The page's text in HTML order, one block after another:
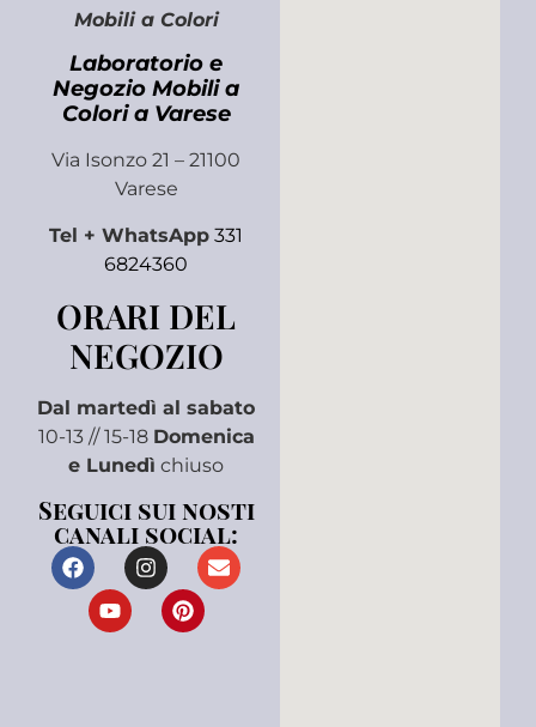
Mobili a Colori
Laboratorio e
Negozio Mobili a
Colori a Varese
Via Isonzo 21 – 21100
Varese
Tel + WhatsApp 331
6824360
ORARI DEL
NEGOZIO
Dal martedì al sabato
10-13 // 15-18 Domenica
e Lunedì chiuso
Seguici sui nosti
canali social: